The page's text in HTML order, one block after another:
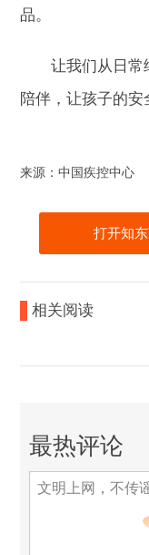
品。
让我们从日常
陪伴，让孩子的安
来源：中国疾控中心
打开知
相关阅读
最热评论